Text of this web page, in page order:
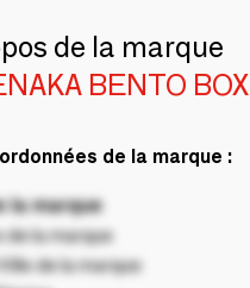
de la marque
BENTO BOX
de la marque :
la marque
de la marque
de la marque